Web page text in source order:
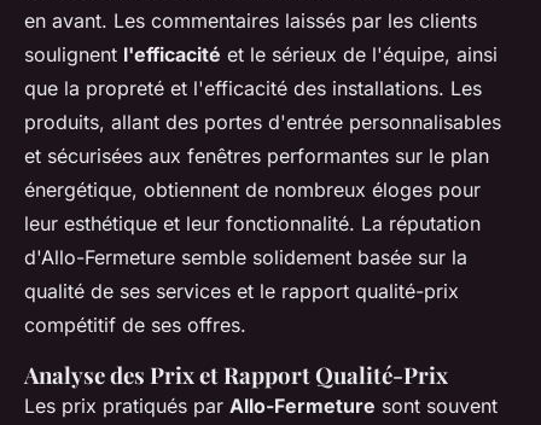
en avant. Les commentaires laissés par les clients
soulignent l'efficacité et le sérieux de l'équipe, ainsi
que la propreté et l'efficacité des installations. Les
produits, allant des portes d'entrée personnalisables
et sécurisées aux fenêtres performantes sur le plan
énergétique, obtiennent de nombreux éloges pour
leur esthétique et leur fonctionnalité. La réputation
d'Allo-Fermeture semble solidement basée sur la
qualité de ses services et le rapport qualité-prix
compétitif de ses offres.
Analyse des Prix et Rapport Qualité-Prix
Les prix pratiqués par Allo-Fermeture sont souvent